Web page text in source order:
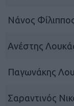
Νάνος
Ανέστης
Παγωνάκης
Σαραντινός